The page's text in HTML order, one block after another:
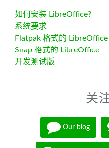
如何安装 LibreOffice?
系统要求
Flatpak 格式的 LibreOffice
Snap 格式的 LibreOffice
开发测试版
关
Our blog